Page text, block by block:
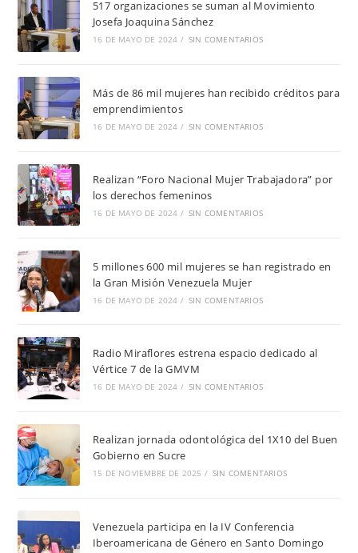
517 organizaciones se suman al Movimiento
Josefa Joaquina Sánchez
16 DE MAYO DE 2024 / SIN COMENTARIOS
Más de 86 mil mujeres han recibido créditos para
emprendimientos
16 DE MAYO DE 2024 / SIN COMENTARIOS
Realizan “Foro Nacional Mujer Trabajadora” por
los derechos femeninos
16 DE MAYO DE 2024 / SIN COMENTARIOS
5 millones 600 mil mujeres se han registrado en
la Gran Misión Venezuela Mujer
16 DE MAYO DE 2024 / SIN COMENTARIOS
Radio Miraflores estrena espacio dedicado al
Vértice 7 de la GMVM
16 DE MAYO DE 2024 / SIN COMENTARIOS
Realizan jornada odontológica del 1X10 del Buen
Gobierno en Sucre
15 DE NOVIEMBRE DE 2025 / SIN COMENTARIOS
Venezuela participa en la IV Conferencia
Iberoamericana de Género en Santo Domingo